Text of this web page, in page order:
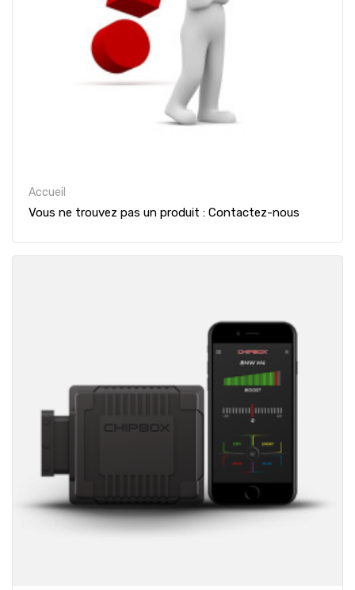
Accueil
Vous ne trouvez pas un produit : Contactez-nous